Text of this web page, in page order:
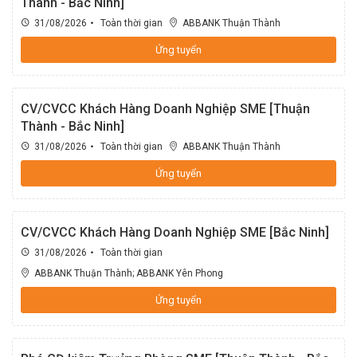
Khối Quản trị rủi ro_Phòng Quản trị rủi ro tín dụng
Khối Quản trị rủi ro_Phòng Quản trị rủi ro tích hợp
Khối Kế toán_Ban Giám đốc
Khối Kế toán_Phòng Kế toán thanh toán
Khối Kế toán_Phòng Kế toán tổng hợp
Khối Kế toán_Phòng kế toán nguồn vốn
Khối Kế toán_Phòng Kiểm soát
ABBANK Bắc Ninh
ABBANK Bắc Thăng Long
ABBANK Bến Nghé
ABBANK Bến Thành
ABBANK Tây Sài Gòn
31/08/2026 Toàn thời gian ABBANK Thuận Thành
Ứng tuyển
CV/CVCC Khách Hàng Doanh Nghiệp SME [Thuận
Thành - Bắc Ninh]
31/08/2026 Toàn thời gian ABBANK Thuận Thành
Ứng tuyển
CV/CVCC Khách Hàng Doanh Nghiệp SME [Bắc Ninh]
31/08/2026
Toàn thời gian
ABBANK Thuận Thành; ABBANK Yên Phong
Ứng tuyển